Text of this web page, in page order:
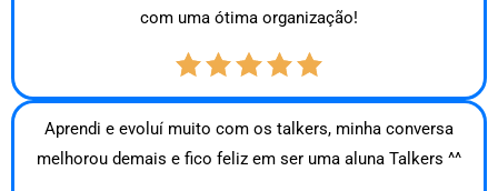
com uma ótima organização!
Aprendi e evoluí muito com os talkers, minha conversa
melhorou demais e fico feliz em ser uma aluna Talkers ^^